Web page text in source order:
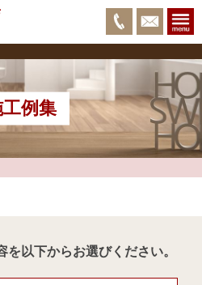
工例集
を以下からお選びください。